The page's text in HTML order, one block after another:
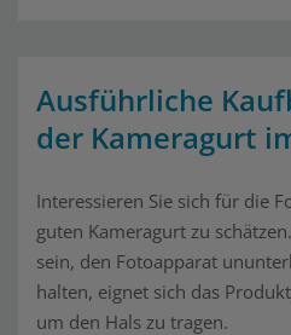
Ausführliche
der Kameragurt
Interessieren Sie sich für die
guten Kameragurt zu
sein, den Fotoapparat
halten, eignet sich das
um den Hals zu tragen.